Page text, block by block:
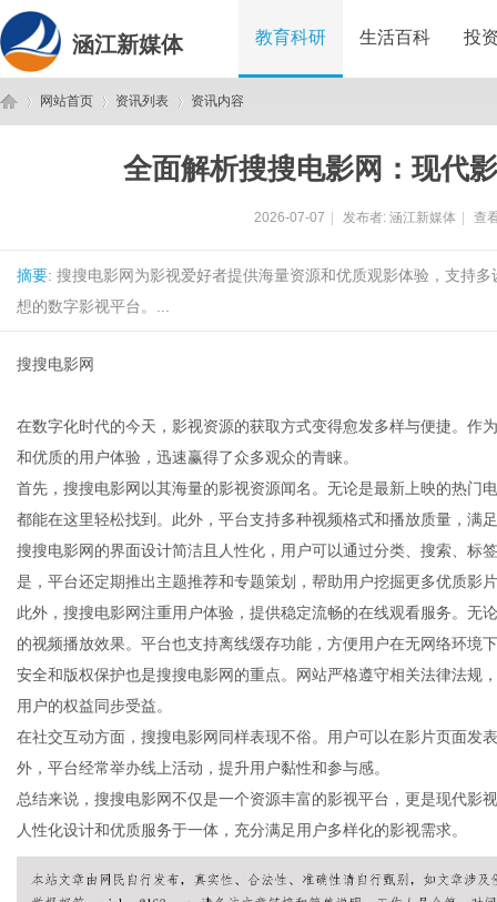
涵江新媒体 教育科研 生活百科 投
网站首页 资讯列表 资讯内容
全面解析搜搜电影网：现代
2026-07-07 发布者: 涵江新媒体 查
摘要: 搜搜电影网为影视爱好者提供海量资源和优质观影体验，支持
想的数字影视平台。...
搜搜电影网
在数字化时代的今天，影视资源的获取方式变得愈发多样与便捷。作
和优质的用户体验，迅速赢得了众多观众的青睐。
首先，搜搜电影网以其海量的影视资源闻名。无论是最新上映的热门
都能在这里轻松找到。此外，平台支持多种视频格式和播放质量，满
搜搜电影网的界面设计简洁且人性化，用户可以通过分类、搜索、标
是，平台还定期推出主题推荐和专题策划，帮助用户挖掘更多优质影
此外，搜搜电影网注重用户体验，提供稳定流畅的在线观看服务。无
的视频播放效果。平台也支持离线缓存功能，方便用户在无网络环境
安全和版权保护也是搜搜电影网的重点。网站严格遵守相关法律法规
用户的权益同步受益。
在社交互动方面，搜搜电影网同样表现不俗。用户可以在影片页面发
外，平台经常举办线上活动，提升用户黏性和参与感。
总结来说，搜搜电影网不仅是一个资源丰富的影视平台，更是现代影
人性化设计和优质服务于一体，充分满足用户多样化的影视需求。